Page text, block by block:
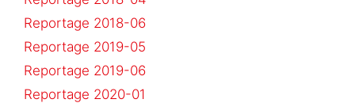
Reportage 2018-06
Reportage 2019-05
Reportage 2019-06
Reportage 2020-01